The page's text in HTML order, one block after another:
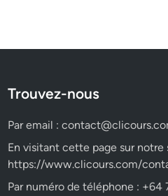
Trouvez-nous
Par email :
En visitant cette page sur
https://www.clicours.com/
Par numéro de téléphone : +64